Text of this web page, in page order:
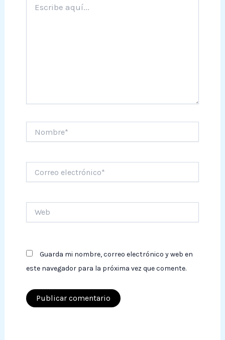
aquí...
electrónico*
Guarda mi nombre, correo electrónico y web en
este navegador para la próxima vez que comente.